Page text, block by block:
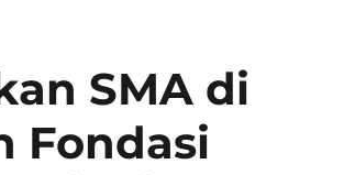
SMA di
Fondasi